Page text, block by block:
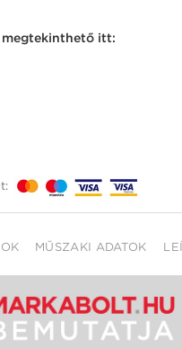
megtekinthető itt:
MŰSZAKI ADATOK